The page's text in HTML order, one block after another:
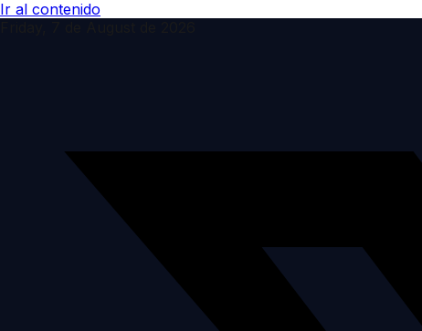
Ir al contenido